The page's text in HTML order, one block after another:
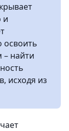
и
освоить
найти
исходя из